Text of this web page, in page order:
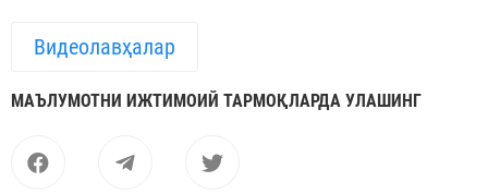
Видеолавҳалар
МАЪЛУМОТНИ ИЖТИМОИЙ ТАРМОҚЛАРДА УЛАШИНГ